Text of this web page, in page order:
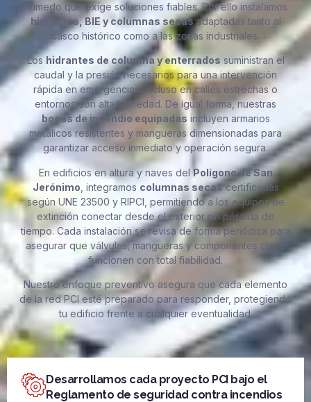
húmedo que exige soluciones fiables. Por ello instalamos
hidrantes, BIE y columnas secasadaptadas tanto al
casco histórico como a las zonas industriales.
Loshidrantes de columna y enterrados suministran el
caudal y la presión necesarios para una intervención
rápida en emergencias, incluso en calles estrechas o
entornos con alta humedad. De igual forma, nuestras
bocas de incendio equipadas incluyen armarios
metálicos resistentes y mangueras dimensionadas para
garantizar acceso inmediato y operación segura.
En edificios en altura y naves delPolígono de San
Jerónimo , integramos columnas secascertificadas
según UNE 23500 y RIPCI, permitiendo a los equipos de
extinción conectar desde el exterior sin pérdida de
tiempo. Cada instalación se revisa de forma periódica para
asegurar que válvulas, mangueras y componentes clave
funcionen con total fiabilidad.
Nuestro enfoque preventivo asegura que cada elemento
de la red PCI esté preparado para responder, protegiendo
tu edificio frente a cualquier eventualidad.
Desarrollamos cada proyecto PCI bajo el
Reglamento de seguridad contra incendios